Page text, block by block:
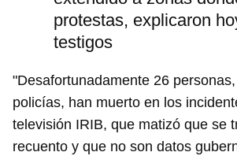
protestas, explicaron
testigos
"Desafortunadamente 26
policías, han muerto en los
televisión IRIB, que matizó que se
recuento y que no son datos